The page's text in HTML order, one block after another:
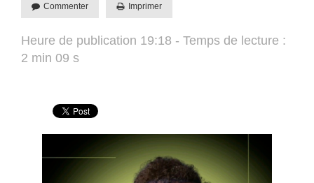
Commenter Imprimer
Heure de publication 19:18 - Temps de lecture :
2 min 09 s